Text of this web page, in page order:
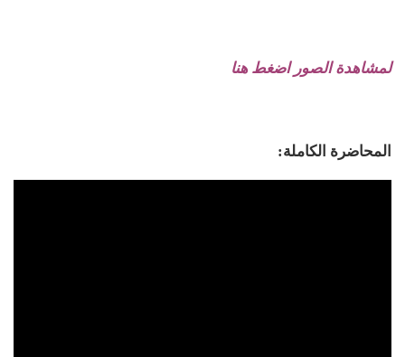
لمشاهدة الصور اضغط هنا
المحاضرة الكاملة: